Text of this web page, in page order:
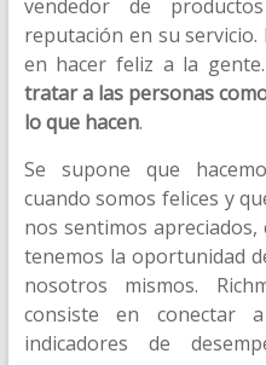
vendedor de
reputación en su
en hacer feliz a la
tratar a las personas
lo que hacen.
Se supone que
cuando somos felices y
nos sentimos apreciados,
tenemos la oportunidad
nosotros mismos.
consiste en
indicadores de